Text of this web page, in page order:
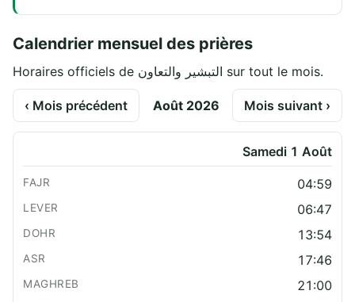
Calendrier mensuel des prières
Horaires officiels de التبشير والتعاون sur tout le mois.
‹ Mois précédent Août 2026 Mois suivant ›
Samedi 1 Août
04:59
06:47
13:54
17:46
21:00